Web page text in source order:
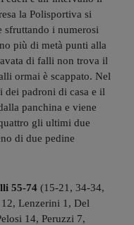
la Polisportiva si
sfruttando i numerosi
più di metà punti alla
di falli non trova il
ormai è scappato. Nel
dei padroni di casa e il
panchina e viene
gli ultimi due
di due pedine
55-74 (15-21, 34-34,
Lenzerini 1, Del
14, Peruzzi 7,